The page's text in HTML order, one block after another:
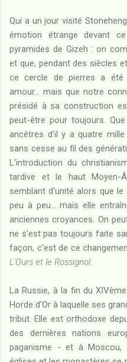
Qui a un jour visité
émotion étrange devant
pyramides de Gizeh : on
et que, pendant des siècles
ce cercle de pierres a été
amour... mais que notre
présidé à sa construction
peut-être pour toujours.
ancêtres d'il y a quatre
sans cesse au fil des
L'introduction du
tardive et le haut Moyen-
semblant d'unité alors que
peu à peu... mais elle
anciennes croyances. On
ne s'est pas toujours faite
façon, c'est de ce
L'Ours et le Rossignol.
La Russie, à la fin du
Horde d'Or à laquelle ses
tribut. Elle est orthodoxe
des dernières nations
paganisme - et à Moscou,